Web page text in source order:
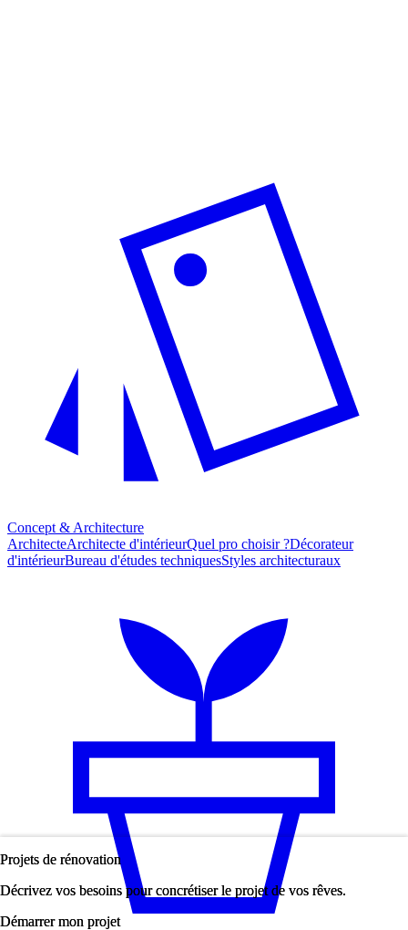
Concept & Architecture
ArchitecteArchitecte d'intérieurQuel pro choisir ?Décorateur
d'intérieurBureau d'études techniquesStyles architecturaux
Projets de rénovation
Décrivez vos besoins pour concrétiser le projet de vos rêves.
Démarrer mon projet
Projets de rénovation
Décrivez vos besoins pour concrétiser le projet de vos rêves.
Démarrer mon projet